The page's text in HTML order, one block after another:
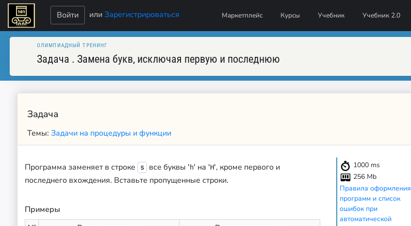
Войти илиЗарегистрироваться Маркетплейс Курсы Учебник Учебник 2.0
ОЛИМПИАДНЫЙ ТРЕНИНГ
Задача . Замена букв, исключая первую и последнюю
Задача
Темы: Задачи на процедуры и функции
Программа заменяет в строке s все буквы 'h' на 'H', кроме первого и
последнего вхождения. Вставьте пропущенные строки.
Примеры
1000 ms
256 Mb
Правила оформления
программ и список
ошибок при
автоматической